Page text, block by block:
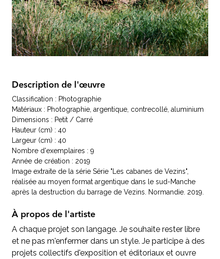
Description de l'œuvre
Classification : Photographie
Matériaux : Photographie, argentique, contrecollé, aluminium
Dimensions : Petit / Carré
Hauteur (cm) : 40
Largeur (cm) : 40
Nombre d'exemplaires : 9
Année de création : 2019
Image extraite de la série Série "Les cabanes de Vezins",
réalisée au moyen format argentique dans le sud-Manche
après la destruction du barrage de Vezins. Normandie. 2019.
À propos de l'artiste
A chaque projet son langage. Je souhaite rester libre
et ne pas m'enfermer dans un style. Je participe à des
projets collectifs d'exposition et éditoriaux et ouvre